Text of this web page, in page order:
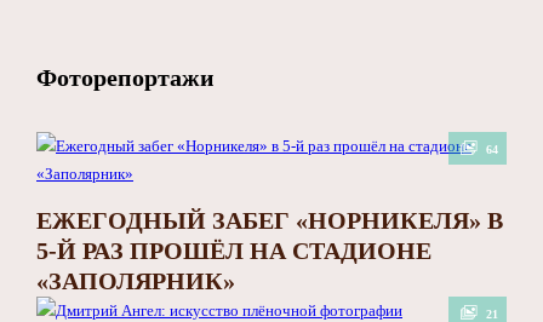
Фоторепортажи
64
ЕЖЕГОДНЫЙ ЗАБЕГ «НОРНИКЕЛЯ» В
5-Й РАЗ ПРОШЁЛ НА СТАДИОНЕ
«ЗАПОЛЯРНИК»
21